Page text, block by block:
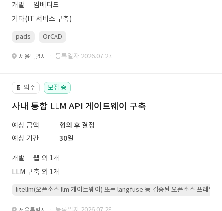
개발
임베디드
기타(IT 서비스 구축)
pads OrCAD
서울특별시 · 등록일자 2026.07.27.
📔 외주 모집 중
사내 통합 LLM API 게이트웨이 구축
예상 금액
협의 후 결정
예상 기간
30일
개발
웹 외 1개
LLM 구축 외 1개
litellm(오픈소스 llm 게이트웨이) 또는 langfuse 등 검증된 오픈소스 프레임워
서울특별시 · 등록일자 2026.07.28.